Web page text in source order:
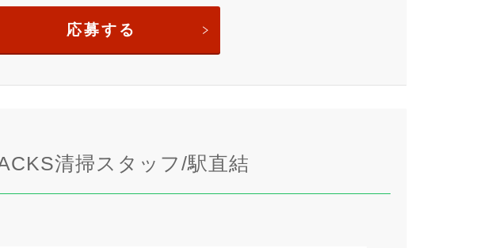
応募する
清掃スタッフ/駅直結